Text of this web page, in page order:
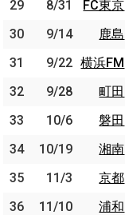
29 8/31 FC東京
30
9/14 鹿島
31
9/22 横浜FM
32
9/28 町田
33
10/6 磐田
34
10/19 湘南
35
11/3 京都
36
11/10 浦和
29 8/31
FC東京
30
9/14
鹿島
31
9/22 横浜FM
32
9/28
町田
33
10/6
磐田
34
10/19
湘南
35
11/3
京都
36
11/10 浦和